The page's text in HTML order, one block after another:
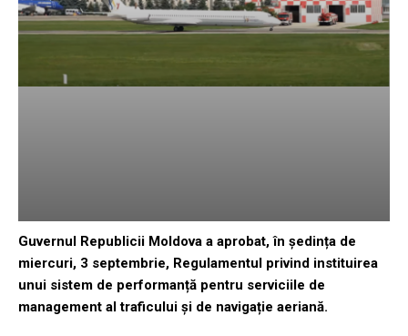
Guvernul Republicii Moldova a aprobat, în ședința de
miercuri, 3 septembrie, Regulamentul privind instituirea
unui sistem de performanță pentru serviciile de
management al traficului și de navigație aeriană.